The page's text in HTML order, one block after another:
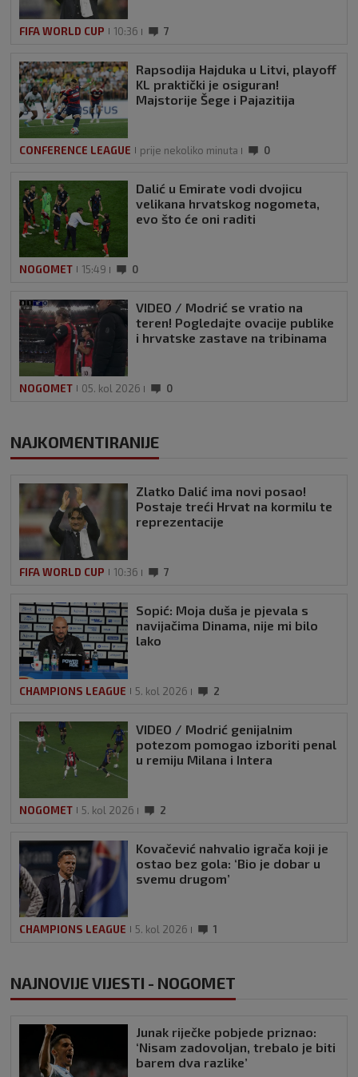
FIFA WORLD CUP 10:36 7
Rapsodija Hajduka u Litvi, playoff
KL praktički je osiguran!
Majstorije Šege i Pajazitija
CONFERENCE LEAGUE prije nekoliko minuta 0
Dalić u Emirate vodi dvojicu
velikana hrvatskog nogometa,
evo što će oni raditi
NOGOMET 15:49 0
VIDEO / Modrić se vratio na
teren! Pogledajte ovacije publike
i hrvatske zastave na tribinama
NOGOMET 05. kol 2026 0
NAJKOMENTIRANIJE
Zlatko Dalić ima novi posao!
Postaje treći Hrvat na kormilu te
reprezentacije
FIFA WORLD CUP 10:36 7
Sopić: Moja duša je pjevala s
navijačima Dinama, nije mi bilo
lako
CHAMPIONS LEAGUE 5. kol 2026 2
VIDEO / Modrić genijalnim
potezom pomogao izboriti penal
u remiju Milana i Intera
NOGOMET 5. kol 2026 2
Kovačević nahvalio igrača koji je
ostao bez gola: ‘Bio je dobar u
svemu drugom’
CHAMPIONS LEAGUE 5. kol 2026 1
NAJNOVIJE VIJESTI - NOGOMET
Junak riječke pobjede priznao:
‘Nisam zadovoljan, trebalo je biti
barem dva razlike’